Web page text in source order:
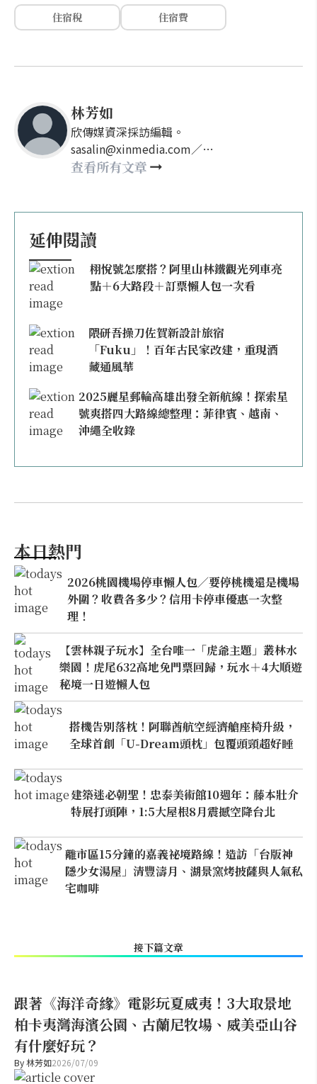
住宿稅 住宿費
林芳如
欣傳媒資深採訪編輯。
sasalin@xinmedia.com／
happy21917@gmail.com
查看所有文章
延伸閱讀
栩悅號怎麼搭？阿里山林鐵觀光列車亮
點＋6大路段＋訂票懶人包一次看
隈研吾操刀佐賀新設計旅宿
「Fuku」！百年古民家改建，重現酒
藏通風華
2025麗星郵輪高雄出發全新航線！探索星
號爽搭四大路線總整理：菲律賓、越南、
沖繩全收錄
本日熱門
2026桃園機場停車懶人包／要停桃機還是機場
外圍？收費各多少？信用卡停車優惠一次整
理！
【雲林親子玩水】全台唯一「虎爺主題」叢林水
樂園！虎尾632高地免門票回歸，玩水＋4大順遊
秘境一日遊懶人包
搭機告別落枕！阿聯酋航空經濟艙座椅升級，
全球首創「U-Dream頭枕」包覆頭頸超好睡
建築迷必朝聖！忠泰美術館10週年：藤本壯介
特展打頭陣，1:5大屋根8月震撼空降台北
離市區15分鐘的嘉義祕境路線！造訪「台版神
隱少女湯屋」清豐濤月、湖景窯烤披薩與人氣私
宅咖啡
接下篇文章
跟著《海洋奇緣》電影玩夏威夷！3大取景地
柏卡夷灣海濱公園、古蘭尼牧場、威美亞山谷
有什麼好玩？
By林芳如2026/07/09